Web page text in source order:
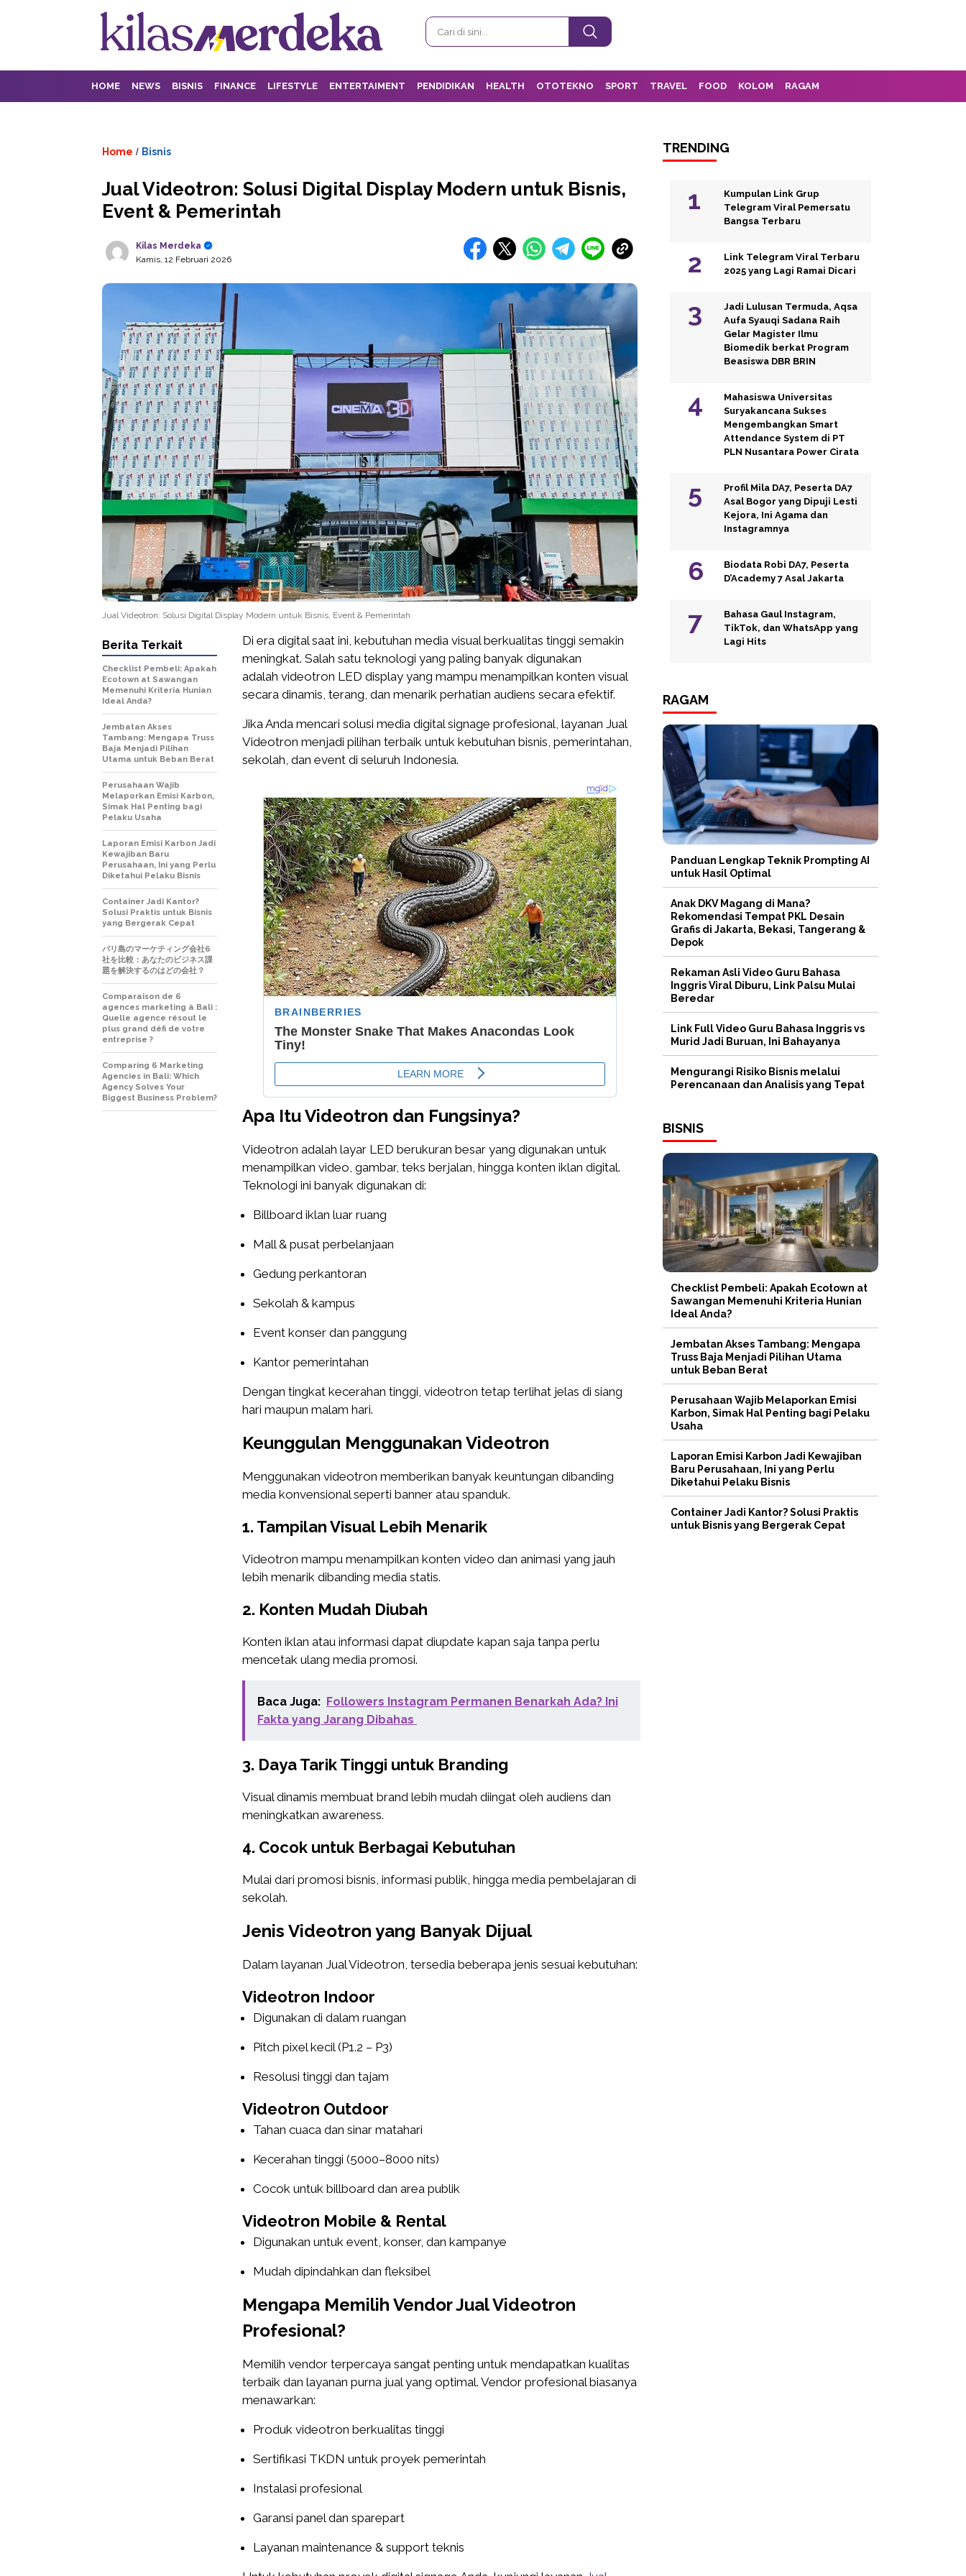
HOME NEWS BISNIS FINANCE LIFESTYLE ENTERTAIMENT PENDIDIKAN HEALTH OTOTEKNO SPORT TRAVEL FOOD KOLOM RAGAM
Home / Bisnis
Jual Videotron: Solusi Digital Display Modern untuk Bisnis,
Event & Pemerintah
Kilas Merdeka
Kamis, 12 Februari 2026
Jual Videotron: Solusi Digital Display Modern untuk Bisnis, Event & Pemerintah
Di era digital saat ini, kebutuhan media visual berkualitas tinggi semakin
meningkat. Salah satu teknologi yang paling banyak digunakan
adalah videotron LED display yang mampu menampilkan konten visual
secara dinamis, terang, dan menarik perhatian audiens secara efektif.
Jika Anda mencari solusi media digital signage profesional, layanan Jual
Videotron menjadi pilihan terbaik untuk kebutuhan bisnis, pemerintahan,
sekolah, dan event di seluruh Indonesia.
Apa Itu Videotron dan Fungsinya?
Videotron adalah layar LED berukuran besar yang digunakan untuk
menampilkan video, gambar, teks berjalan, hingga konten iklan digital.
Teknologi ini banyak digunakan di:
Billboard iklan luar ruang
Mall & pusat perbelanjaan
Gedung perkantoran
Sekolah & kampus
Event konser dan panggung
Kantor pemerintahan
Dengan tingkat kecerahan tinggi, videotron tetap terlihat jelas di siang
hari maupun malam hari.
Keunggulan Menggunakan Videotron
Menggunakan videotron memberikan banyak keuntungan dibanding
media konvensional seperti banner atau spanduk.
1. Tampilan Visual Lebih Menarik
Videotron mampu menampilkan konten video dan animasi yang jauh
lebih menarik dibanding media statis.
2. Konten Mudah Diubah
Konten iklan atau informasi dapat diupdate kapan saja tanpa perlu
mencetak ulang media promosi.
Baca Juga: Followers Instagram Permanen Benarkah Ada? Ini
Fakta yang Jarang Dibahas
3. Daya Tarik Tinggi untuk Branding
Visual dinamis membuat brand lebih mudah diingat oleh audiens dan
meningkatkan awareness.
4. Cocok untuk Berbagai Kebutuhan
Mulai dari promosi bisnis, informasi publik, hingga media pembelajaran di
sekolah.
Jenis Videotron yang Banyak Dijual
Dalam layanan Jual Videotron, tersedia beberapa jenis sesuai kebutuhan:
Videotron Indoor
Digunakan di dalam ruangan
Pitch pixel kecil (P1.2 – P3)
Resolusi tinggi dan tajam
Videotron Outdoor
Tahan cuaca dan sinar matahari
Kecerahan tinggi (5000–8000 nits)
Cocok untuk billboard dan area publik
Videotron Mobile & Rental
Digunakan untuk event, konser, dan kampanye
Mudah dipindahkan dan fleksibel
Mengapa Memilih Vendor Jual Videotron
Profesional?
Memilih vendor terpercaya sangat penting untuk mendapatkan kualitas
terbaik dan layanan purna jual yang optimal. Vendor profesional biasanya
menawarkan:
Produk videotron berkualitas tinggi
Sertifikasi TKDN untuk proyek pemerintah
Instalasi profesional
Garansi panel dan sparepart
Layanan maintenance & support teknis
Berita Terkait
Checklist Pembeli: Apakah
Ecotown at Sawangan
Memenuhi Kriteria Hunian
Ideal Anda?
Jembatan Akses
Tambang: Mengapa Truss
Baja Menjadi Pilihan
Utama untuk Beban Berat
Perusahaan Wajib
Melaporkan Emisi Karbon,
Simak Hal Penting bagi
Pelaku Usaha
Laporan Emisi Karbon Jadi
Kewajiban Baru
Perusahaan, Ini yang Perlu
Diketahui Pelaku Bisnis
Container Jadi Kantor?
Solusi Praktis untuk Bisnis
yang Bergerak Cepat
バリ島のマーケティング会社6
社を比較：あなたのビジネス課
題を解決するのはどの会社？
Comparaison de 6
agences marketing à Bali :
Quelle agence résout le
plus grand défi de votre
entreprise ?
Comparing 6 Marketing
Agencies in Bali: Which
Agency Solves Your
Biggest Business Problem?
TRENDING
Kumpulan Link Grup
Telegram Viral Pemersatu
Bangsa Terbaru
Link Telegram Viral Terbaru
2025 yang Lagi Ramai Dicari
Jadi Lulusan Termuda, Aqsa
Aufa Syauqi Sadana Raih
Gelar Magister Ilmu
Biomedik berkat Program
Beasiswa DBR BRIN
Mahasiswa Universitas
Suryakancana Sukses
Mengembangkan Smart
Attendance System di PT
PLN Nusantara Power Cirata
Profil Mila DA7, Peserta DA7
Asal Bogor yang Dipuji Lesti
Kejora, Ini Agama dan
Instagramnya
Biodata Robi DA7, Peserta
D’Academy 7 Asal Jakarta
Bahasa Gaul Instagram,
TikTok, dan WhatsApp yang
Lagi Hits
RAGAM
Panduan Lengkap Teknik Prompting AI
untuk Hasil Optimal
Anak DKV Magang di Mana?
Rekomendasi Tempat PKL Desain
Grafis di Jakarta, Bekasi, Tangerang &
Depok
Rekaman Asli Video Guru Bahasa
Inggris Viral Diburu, Link Palsu Mulai
Beredar
Link Full Video Guru Bahasa Inggris vs
Murid Jadi Buruan, Ini Bahayanya
Mengurangi Risiko Bisnis melalui
Perencanaan dan Analisis yang Tepat
BISNIS
Checklist Pembeli: Apakah Ecotown at
Sawangan Memenuhi Kriteria Hunian
Ideal Anda?
Jembatan Akses Tambang: Mengapa
Truss Baja Menjadi Pilihan Utama
untuk Beban Berat
Perusahaan Wajib Melaporkan Emisi
Karbon, Simak Hal Penting bagi Pelaku
Usaha
Laporan Emisi Karbon Jadi Kewajiban
Baru Perusahaan, Ini yang Perlu
Diketahui Pelaku Bisnis
Container Jadi Kantor? Solusi Praktis
untuk Bisnis yang Bergerak Cepat